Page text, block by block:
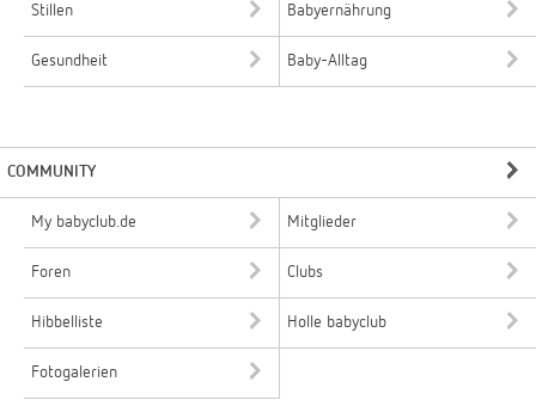
Stillen Babyernährung
Gesundheit Baby-Alltag
COMMUNITY
My babyclub.de Mitglieder
Foren Clubs
Hibbelliste Holle babyclub
Fotogalerien